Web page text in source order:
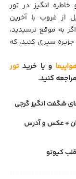
انگیز در تور
از غروب با آخرین
به موقع نرسيديد،
سپری کنید، که
و يا خريدتور
کنيد.
شگفت‌ انگیز گرجی
+ عکس و آدرس
کیوتو